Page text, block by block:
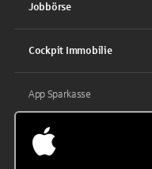
Jobbörse
Cockpit Immobilie
App Sparkasse